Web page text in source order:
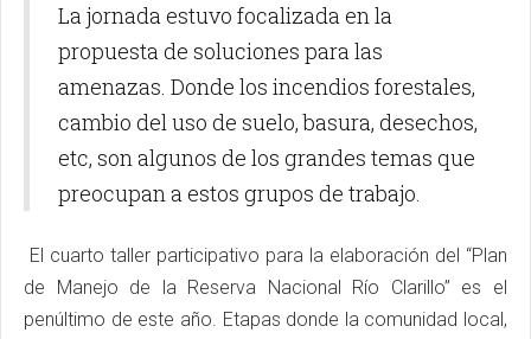
La jornada estuvo focalizada en la
propuesta de soluciones para las
amenazas. Donde los incendios forestales,
cambio del uso de suelo, basura, desechos,
etc, son algunos de los grandes temas que
preocupan a estos grupos de trabajo.
El cuarto taller participativo para la elaboración del “Plan
de Manejo de la Reserva Nacional Río Clarillo” es el
penúltimo de este año. Etapas donde la comunidad local,